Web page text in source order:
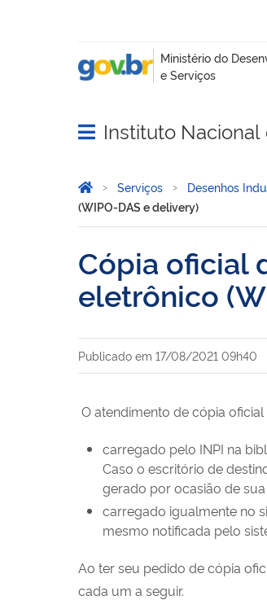
Abrir menu principal de
Instituto
Você está aqui:
Página Inicial
Serviços Desenhos
(WIPO-DAS e delivery)
Cópia oficial
eletrônico
Publicado em 17/08/2021 09h40
O atendimento de cópia
carregado pelo INPI na
Caso o escritório de
gerado por ocasião de
carregado igualmente no
mesmo notificada pelo
Ao ter seu pedido de cópia
cada um a seguir.